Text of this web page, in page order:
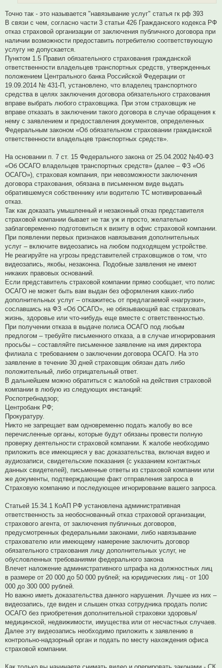
н
о
е
с
о
о
б
щ
е
н
и
е
Точно так - это называется "навязывание услуг" статья гк рф 393
В связи с чем, согласно части 3 статьи 426 Гражданского кодекса РФ
отказ страховой организации от заключения публичного договора при
наличии возможности предоставить потребителю соответствующую
услугу не допускается.
Пунктом 1.5 Правил обязательного страхования гражданской
ответственности владельцев транспортных средств, утвержденных
положением Центрального банка Российской Федерации от
19.09.2014 № 431-П, установлено, что владелец транспортного
средства в целях заключения договора обязательного страхования
вправе выбрать любого страховщика. При этом страховщик не
вправе отказать в заключении такого договора в случае обращения к
нему с заявлением и предоставления документов, определенных
Федеральным законом «Об обязательном страховании гражданской
ответственности владельцев транспортных средств».
На основании п. 7 ст. 15 Федерального закона от 25.04.2002 №40-ФЗ
«Об ОСАГО владельцев транспортных средств» (далее – ФЗ «Об
ОСАГО»), страховая компания, при невозможности заключения
договора страхования, обязана в письменном виде выдать
обратившемуся собственнику или водителю ТС мотивированный
отказ.
Так как доказать умышленный и незаконный отказ представителя
страховой компании бывает не так уж и просто, желательно
заблаговременно подготовиться к визиту в офис страховой компании.
При появлении первых признаков навязывания дополнительных
услуг – включите видеозапись на любом подходящем устройстве.
Не реагируйте на угрозы представителей страховщиков о том, что
видеозапись, якобы, незаконна. Подобные заявления не имеют
никаких правовых оснований.
Если представитель страховой компании прямо сообщает, что полис
ОСАГО не может быть вам выдан без оформления каких-либо
дополнительных услуг – откажитесь от предлагаемой «нагрузки»,
сославшись на ФЗ «Об ОСАГО», не обязывающий вас страховать
жизнь, здоровье или что-нибудь еще вместе с ответственностью.
При получении отказа в выдаче полиса ОСАГО под любым
предлогом – требуйте письменного отказа, а в случае игнорирования
просьбы – составляйте письменное заявление на имя директора
филиала с требованием о заключении договора ОСАГО. На это
заявление в течение 30 дней страховщик обязан дать либо
положительный, либо отрицательный ответ.
В дальнейшем можно обратиться с жалобой на действия страховой
компании в любую из следующих инстанций:
Роспотребнадзор;
Центробанк РФ;
Прокуратуру.
Никто не запрещает вам одновременно подать жалобу во все
перечисленные органы, которые будут обязаны провести полную
проверку деятельности страховой компании. К жалобе необходимо
приложить все имеющиеся у вас доказательства, включая видео и
аудиозаписи, свидетельские показания (с указанием контактных
данных свидетелей), письменные ответы из страховой компании или
же документы, подтверждающие факт отправления запроса в
Страховую компанию и последующее игнорирование вашего запроса.
Статьей 15.34.1 КоАП РФ установлена административная
ответственность за необоснованный отказ страховой организации,
страхового агента, от заключения публичных договоров,
предусмотренных федеральными законами, либо навязывание
страхователю или имеющему намерение заключить договор
обязательного страхования лицу дополнительных услуг, не
обусловленных требованиями федерального закона
Влечет наложение административного штрафа на должностных лиц
в размере от 20 000 до 50 000 рублей; на юридических лиц - от 100
000 до 300 000 рублей.
Но важно иметь доказательства данного нарушения. Лучшее из них –
видеозапись, где виден и слышен отказ сотрудника продать полис
ОСАГО без приобретения дополнительной страховки здоровья/
медицинской, недвижимости, имущества или от несчастных случаев.
Далее эту видеозапись необходимо приложить к заявлению в
контрольно-надзорный орган и подать по месту нахождения офиса
страховой компании.